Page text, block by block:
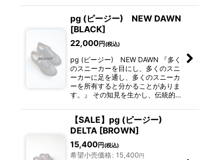
pg (ピージー) NEW DAWN
[BLACK]
22,000円 (税込)
pg (ピージー) NEW DAWN 『多く
のスニーカーを目にし、多くのスニ
ーカーに足を通し、多くのスニーカ
ーを所有すると分かることがありま
す。』 その知見を生かし、伝統的…
【SALE】pg (ピージー)
DELTA [BROWN]
15,400円 (税込)
希望小売価格: 15,400 円